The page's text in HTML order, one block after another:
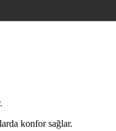
konfor sağlar.